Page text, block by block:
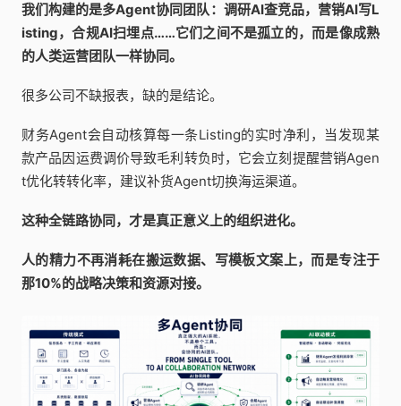
我们构建的是多Agent协同团队：调研AI查竞品，营销AI写L
isting，合规AI扫埋点……它们之间不是孤立的，而是像成熟
的人类运营团队一样协同。
很多公司不缺报表，缺的是结论。
财务Agent会自动核算每一条Listing的实时净利，当发现某
款产品因运费调价导致毛利转负时，它会立刻提醒营销Agen
t优化转转化率，建议补货Agent切换海运渠道。
这种全链路协同，才是真正意义上的组织进化。
人的精力不再消耗在搬运数据、写模板文案上，而是专注于
那10%的战略决策和资源对接。